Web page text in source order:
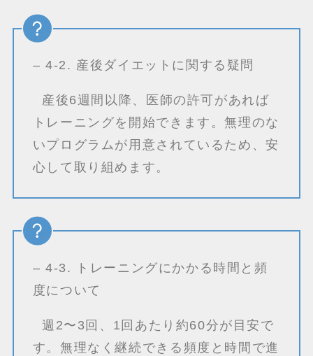
– 4-2. 産後ダイエットに関する疑問
産後6週間以降、医師の許可があれば
トレーニングを開始できます。無理のな
いプログラムが用意されているため、安
心して取り組めます。
– 4-3. トレーニングにかかる時間と頻
度について
週2〜3回、1回あたり約60分が目安で
す。無理なく継続できる頻度と時間で進